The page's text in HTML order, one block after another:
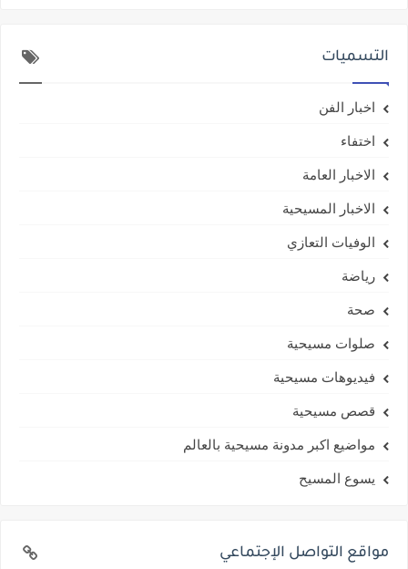
التسميات
اخبار الفن
اختفاء
الاخبار العامة
الاخبار المسيحية
الوفيات التعازي
رياضة
صحة
صلوات مسيحية
فيديوهات مسيحية
قصص مسيحية
مواضيع اكبر مدونة مسيحية بالعالم
يسوع المسيح
مواقع التواصل الإجتماعي